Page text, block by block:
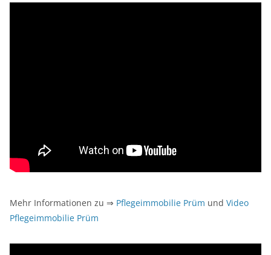
Mehr Informationen zu ⇒ Pflegeimmobilie Prüm und Video
Pflegeimmobilie Prüm